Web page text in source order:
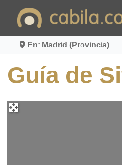
En: Madrid (Provincia)
Guía de